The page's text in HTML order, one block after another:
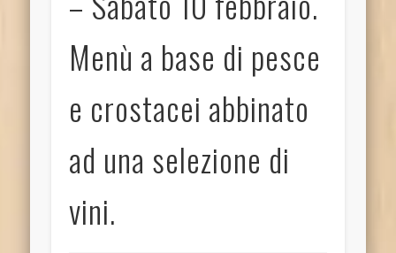
Menù a base di pesce
e crostacei abbinato
ad una selezione di
vini.